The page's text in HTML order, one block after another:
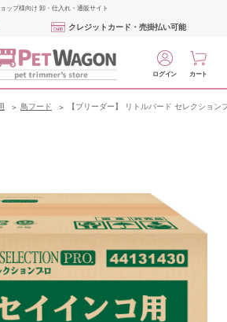
ップ様向け 卸・仕入れ・通販サイト
クレジットカード・売掛払い可能
ログイン カート
鳥フード 【ブリーダー】 リトルバード セレクショ